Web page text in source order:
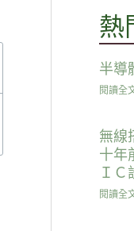
熱
半導
閱讀全
無線
十年
ＩＣ
閱讀全